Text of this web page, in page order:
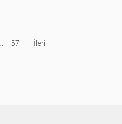
57 İleri